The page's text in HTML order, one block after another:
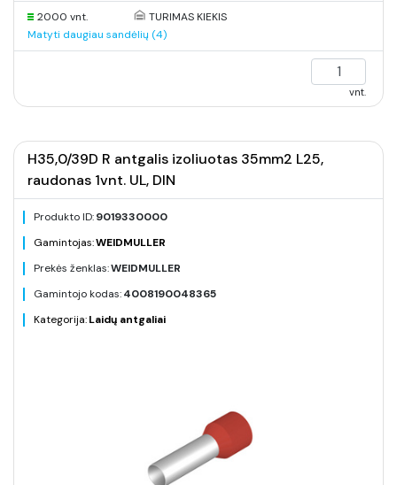
2000 vnt.
TURIMAS KIEKIS
Matyti daugiau sandėlių (4)
vnt.
H35,0/39D R antgalis izoliuotas 35mm2 L25,
raudonas 1vnt. UL, DIN
Produkto ID:9019330000
Gamintojas:WEIDMULLER
Prekės ženklas:WEIDMULLER
Gamintojo kodas:4008190048365
Kategorija:Laidų antgaliai